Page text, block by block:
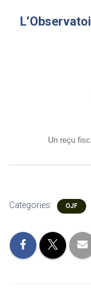
Un reçu
Categories: OJF